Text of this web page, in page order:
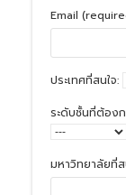
Email
ประเทศที่สนใจ:
ระดับชั้นที่ต้อง
มหาวิทยาลัยที่ส